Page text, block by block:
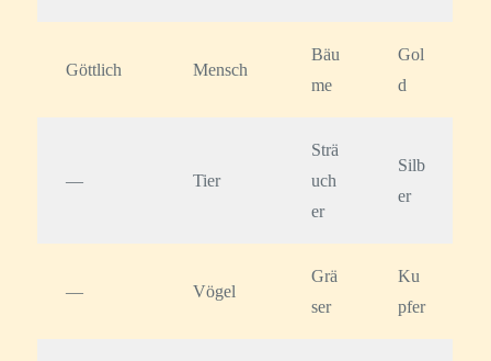
Göttlich Mensch
Bäu
me
Gol
d
— Tier
Strä
uch
er
Silb
er
— Vögel
Grä
ser
Ku
pfer